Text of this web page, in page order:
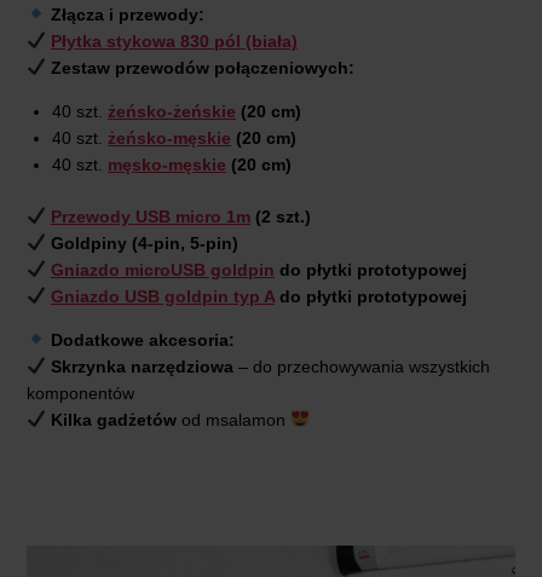
Złącza i przewody:
Płytka stykowa 830 pól (biała)
Zestaw przewodów połączeniowych:
40 szt. żeńsko-żeńskie (20 cm)
40 szt. żeńsko-męskie (20 cm)
40 szt. męsko-męskie (20 cm)
Przewody USB micro 1m(2 szt.)
Goldpiny (4-pin, 5-pin)
Gniazdo microUSB goldpin do płytki prototypowej
Gniazdo USB goldpin typ Ado płytki prototypowej
Dodatkowe akcesoria:
Skrzynka narzędziowa – do przechowywania wszystkich
komponentów
Kilka gadżetówod msalamon